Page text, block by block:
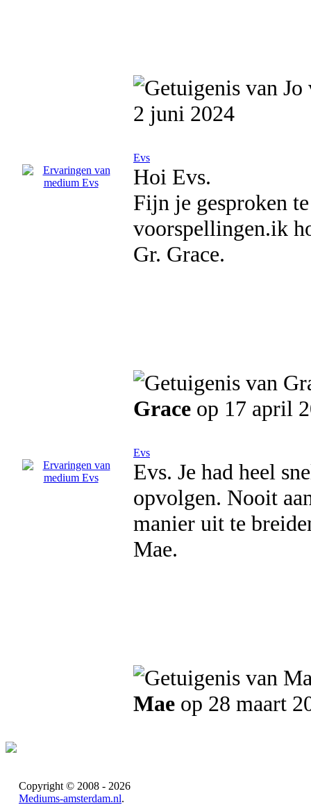
2 juni 2024
Evs
Hoi Evs.
Fijn je gesproken
voorspellingen.ik
Gr. Grace.
Grace op 17 april
Evs
Evs. Je had heel
opvolgen. Nooit
manier uit te
Mae.
Mae op 28 maart
Copyright © 2008 - 2026
Mediums-amsterdam.nl.